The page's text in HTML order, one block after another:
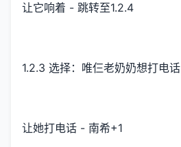
让它响着 - 跳转至1.2.4
1.2.3 选择：唯仨老奶奶想打电话
让她打电话 - 南希+1